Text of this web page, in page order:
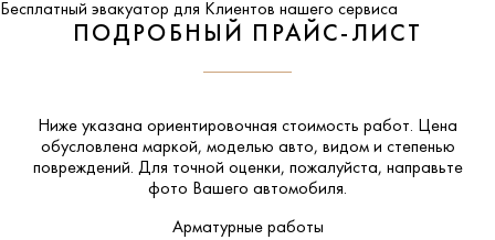
Бесплатный эвакуатор для Клиентов нашего сервиса
ПОДРОБНЫЙ ПРАЙС-ЛИСТ
Ниже указана ориентировочная стоимость работ. Цена
обусловлена маркой, моделью авто, видом и степенью
повреждений. Для точной оценки, пожалуйста, направьте
фото Вашего автомобиля.
Арматурные работы